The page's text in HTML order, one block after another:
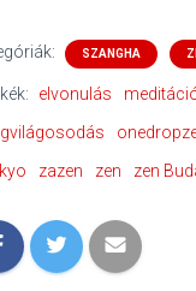
SZANGHA
elvonulás
zazen zen zen